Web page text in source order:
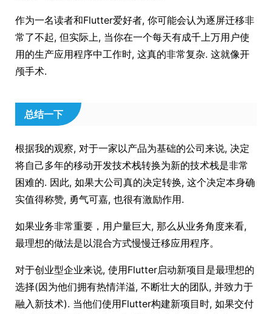
作为一名读者和Flutter爱好者, 你可能会认为逐屏迁移非
常了不起, 但实际上, 当你在一个每天有成千上万用户使
用的生产应用程序中工作时, 这真的非常复杂. 这就像开
颅手术.
总结一下
根据我的观察, 对于一家以产品为基础的公司来说, 决定
将自己多年的移动开发技术栈转换为新的技术栈是非常
困难的. 因此, 如果大公司真的决定转换, 这个决定本身确
实值得称赞, 勇气可嘉, 也很有激励作用.
如果业务非常重要，用户量巨大, 那么从业务角度来看,
最理想的做法是以混合方式慢慢迁移应用程序。
对于创业型企业来说, 使用Flutter启动新项目是最理想的
选择(因为他们拥有热情洋溢, 不断壮大的团队, 并致力于
融入新技术). 当他们使用Flutter构建新项目时, 如果交付